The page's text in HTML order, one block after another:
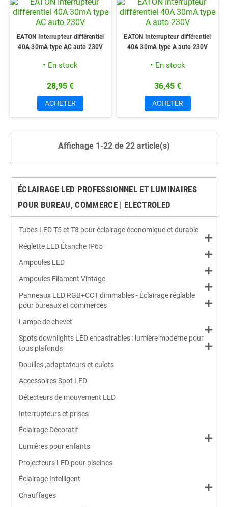
ÉCLAIRAGE LED PROFESSIONNEL ET LUMINAIRES
POUR BUREAU, COMMERCE | ELECTROLED
Tubes LED T5 et T8 pour éclairage économique et durable
add
Réglette LED Étanche IP65
add
Ampoules LED
add
Ampoules Filament Vintage
add
Panneaux LED RGB+CCT dimmables - Éclairage réglable
pour bureaux et commerces
add
Lampe de chevet
add
Spots downlights LED encastrables : lumière moderne pour
tous plafonds
add
Douilles ,adaptateurs et culots
Accessoires Spot LED
Détecteurs de mouvement LED
Interrupteurs et prises
Éclairage Décoratif
add
Lumières pour enfants
Projecteurs LED pour piscines
Éclairage Intelligent
add
Chauffages
EATON Interrupteur différentiel
40A 30mA type AC auto 230V
En stock
28,95 €
ACHETER
EATON Interrupteur différentiel
40A 30mA type A auto 230V
En stock
36,45 €
ACHETER
Affichage 1-22 de 22 article(s)